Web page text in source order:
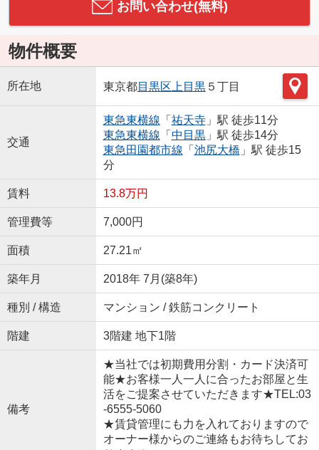
お問い合わせ(無料)
物件概要
所在地 東京都目黒区 上目黒５丁目
交通
東急東横線 「 祐天寺」駅 徒歩11分
東急東横線 「 中目黒」駅 徒歩14分
東急田園都市線 「 池尻大橋 」駅 徒歩15
分
賃料 13.8万円
管理費等 7,000円
面積 27.21㎡
築年月 2018年 7月(築8年)
種別 / 構造 マンション / 鉄筋コンクリート
階建 3階建 地下1階
備考
★当社では初期費用分割・カード決済可
能★お客様一人一人に合ったお部屋と生
活をご提案させていただきます★TEL:03
-6555-5060
★賃貸管理にも力を入れておりますので
オーナー様からのご連絡もお待ちしてお